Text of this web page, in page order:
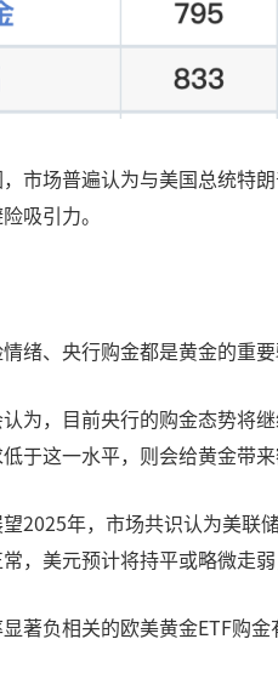
市场普遍认为与美国总统特
吸引力。
绪、央行购金都是黄金的重
为，目前央行的购金态势将
于这一水平，则会给黄金带来
2025年，市场共识认为美
，美元预计将持平或略微走
著负相关的欧美黄金ETF购金